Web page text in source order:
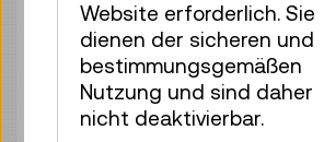
So 09.08. 17:00–17:40
Reservierung Kinderbereich
35 Plätze frei
€ 2,50
Website erforderlich. Sie
dienen der sicheren und
bestimmungsgemäßen
Nutzung und sind daher
nicht deaktivierbar.